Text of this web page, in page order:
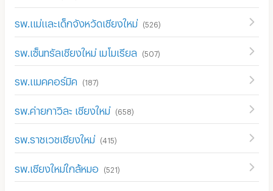
รพ.แม่และเด็กจังหวัดเชียงใหม่ (526)
รพ.เซ็นทรัลเชียงใหม่ เมโมเรียล (507)
รพ.แมคคอร์มิค (187)
รพ.ค่ายกาวิละ เชียงใหม่ (658)
รพ.ราชเวชเชียงใหม่ (415)
รพ.เชียงใหม่ใกล้หมอ (521)